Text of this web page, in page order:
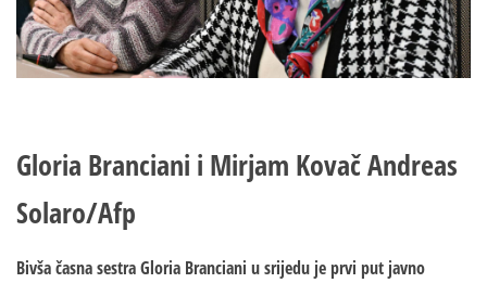
Gloria Branciani i Mirjam KovačAndreas
Solaro/Afp
Bivša časna sestraGloria Branciani u srijedu je prvi put javno